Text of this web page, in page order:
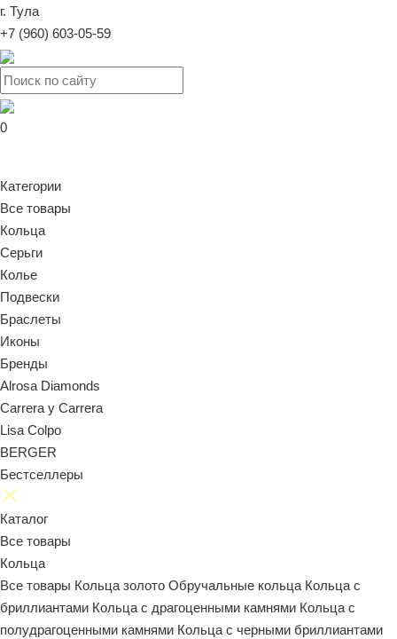
г. Тула
+7 (960) 603-05-59
0
Категории
Все товары
Кольца
Серьги
Колье
Подвески
Браслеты
Иконы
Бренды
Alrosa Diamonds
Carrera y Carrera
Lisa Colpo
BERGER
Бестселлеры
Каталог
Все товары
Кольца
Все товары Кольца золото Обручальные кольца Кольца с
бриллиантами Кольца с драгоценными камнями Кольца с
полудрагоценными камнями Кольца с черными бриллиантами